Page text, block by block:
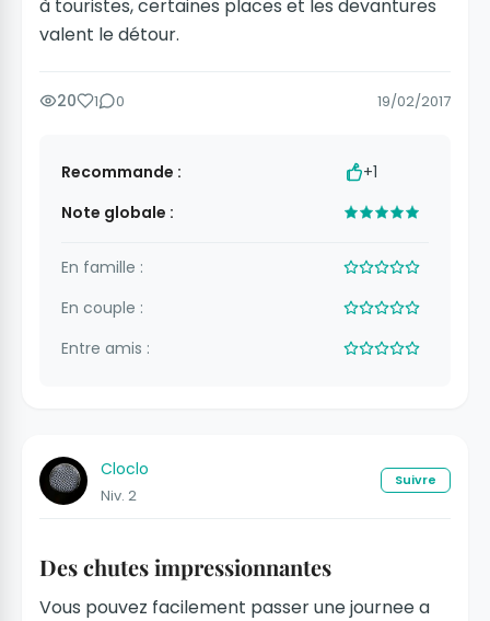
à touristes, certaines places et les devantures
valent le détour.
20 1 0 19/02/2017
Recommande :
+1
Note globale :
En famille :
En couple :
Entre amis :
Cloclo
Niv. 2
Suivre
Des chutes impressionnantes
Vous pouvez facilement passer une journee a